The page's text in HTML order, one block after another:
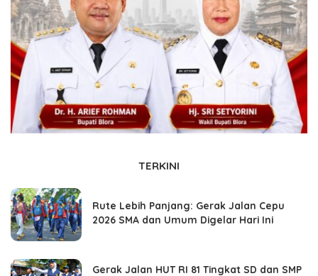
TERKINI
Rute Lebih Panjang: Gerak Jalan Cepu
2026 SMA dan Umum Digelar Hari Ini
Gerak Jalan HUT RI 81 Tingkat SD dan SMP